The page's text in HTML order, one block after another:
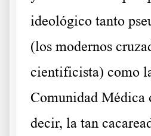
ideológico tanto
(los modernos
cientificista) como
Comunidad Médica
decir, la tan